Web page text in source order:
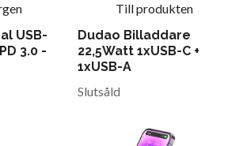
USB-
3.0 -
Till produkten
Dudao Billaddare
22,5Watt 1xUSB-C +
1xUSB-A
Slutsåld